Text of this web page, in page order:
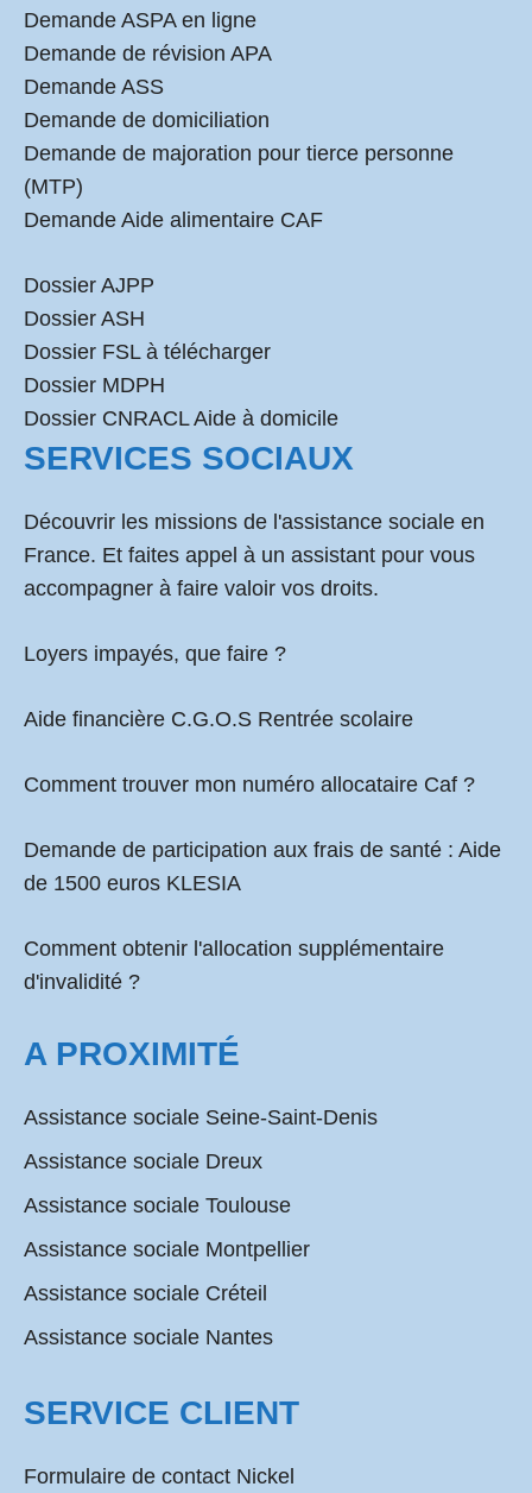
Demande ASPA en ligne
Demande de révision APA
Demande ASS
Demande de domiciliation
Demande de majoration pour tierce personne
(MTP)
Demande Aide alimentaire CAF
Dossier AJPP
Dossier ASH
Dossier FSL à télécharger
Dossier MDPH
Dossier CNRACL Aide à domicile
SERVICES SOCIAUX
Découvrir les missions de l'assistance sociale en
France. Et faites appel à un assistant pour vous
accompagner à faire valoir vos droits.
Loyers impayés, que faire ?
Aide financière C.G.O.S Rentrée scolaire
Comment trouver mon numéro allocataire Caf ?
Demande de participation aux frais de santé : Aide
de 1500 euros KLESIA
Comment obtenir l'allocation supplémentaire
d'invalidité ?
A PROXIMITÉ
Assistance sociale Seine-Saint-Denis
Assistance sociale Dreux
Assistance sociale Toulouse
Assistance sociale Montpellier
Assistance sociale Créteil
Assistance sociale Nantes
SERVICE CLIENT
Formulaire de contact Nickel